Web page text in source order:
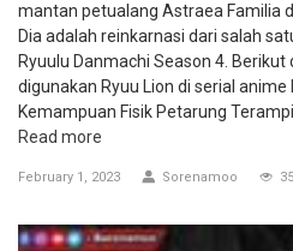
mantan petualang Astraea Familia
Dia adalah reinkarnasi dari salah
Ryuulu Danmachi Season 4.
digunakan Ryuu Lion di serial anime
Kemampuan Fisik Petarung
Read more
February 1, 2023 Sorenamoo